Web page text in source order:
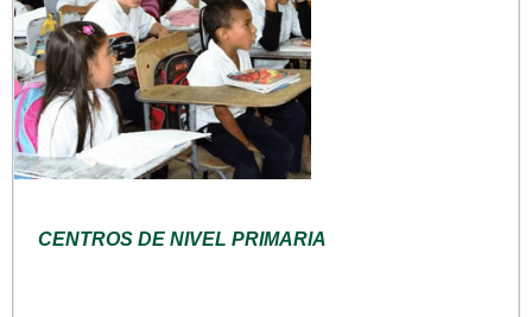
CENTROS DE NIVEL PRIMARIA